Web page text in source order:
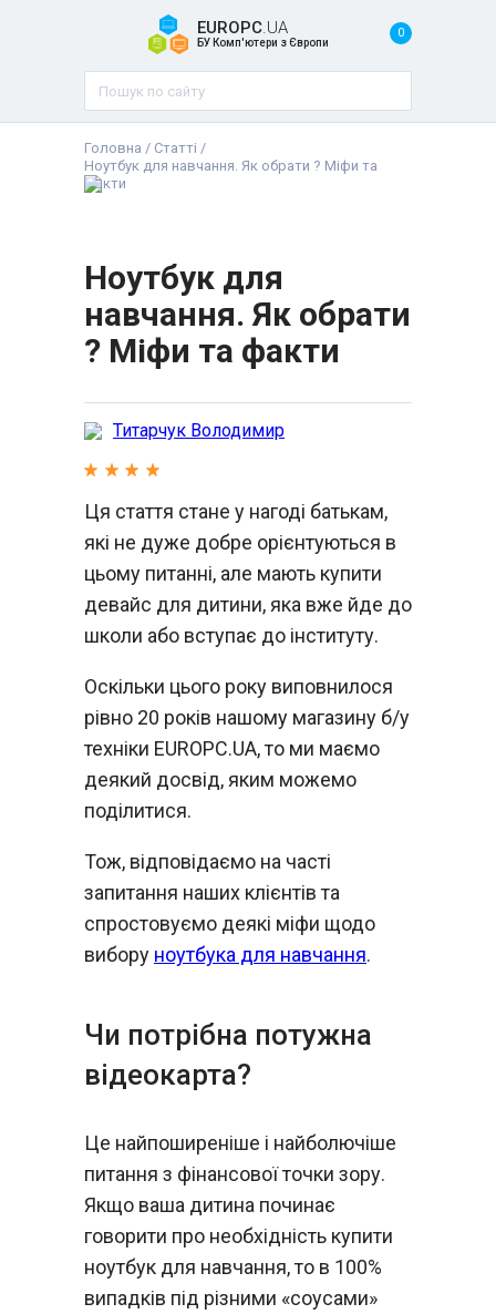
EUROPC.UA
БУ Комп'ютери з Європи
0
Головна / Статті /
Ноутбук для навчання. Як обрати ? Міфи та
факти
Ноутбук для
навчання. Як обрати
? Міфи та факти
Титарчук Володимир
Ця стаття стане у нагоді батькам,
які не дуже добре орієнтуються в
цьому питанні, але мають купити
девайс для дитини, яка вже йде до
школи або вступає до інституту.
Оскільки цього року виповнилося
рівно 20 років нашому магазину б/у
техніки EUROPC.UA, то ми маємо
деякий досвід, яким можемо
поділитися.
Тож, відповідаємо на часті
запитання наших клієнтів та
спростовуємо деякі міфи щодо
вибору ноутбука для навчання.
Чи потрібна потужна
відеокарта?
Це найпоширеніше і найболючіше
питання з фінансової точки зору.
Якщо ваша дитина починає
говорити про необхідність купити
ноутбук для навчання, то в 100%
випадків під різними «соусами»